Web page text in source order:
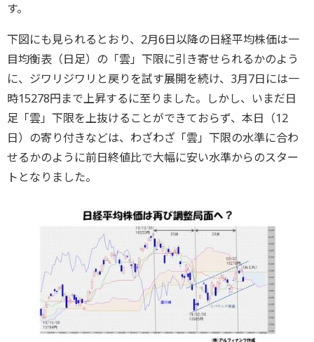
す。
下図にも見られるとおり、2月6日以降の日経平均株価は一
目均衡表（日足）の「雲」下限に引き寄せられるかのよう
に、ジワリジワリと戻りを試す展開を続け、3月7日には一
時15278円まで上昇するに至りました。しかし、いまだ日
足「雲」下限を上抜けることができておらず、本日（12
日）の寄り付きなどは、わざわざ「雲」下限の水準に合わ
せるかのように前日終値比で大幅に安い水準からのスター
トとなりました。